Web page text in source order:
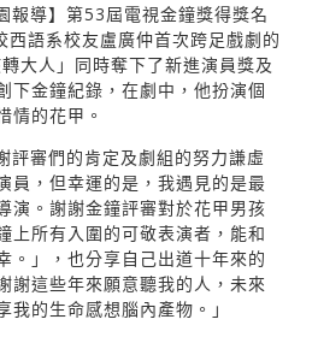
報導】第53屆電視金鐘獎得獎名
語系校友盧廣仲首次跨足戲劇的
大人」同時奪下了新進演員獎及
下金鐘紀錄，在劇中，他扮演個
情的花甲。
評審們的肯定及劇組的努力謙虛
員，但幸運的是，我遇見的是最
演。謝謝金鐘評審對於花甲男孩
上所有入圍的可敬表演者，能和
。」，也分享自己出道十年來的
謝這些年來願意聽我的人，未來
的生命感想腦內產物。」